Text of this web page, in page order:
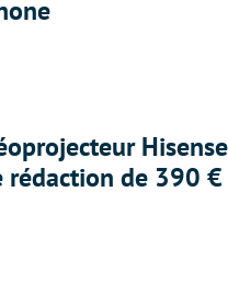
rédaction de 390